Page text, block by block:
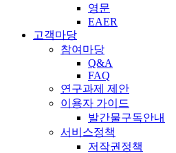
영문
EAER
고객마당
참여마당
Q&A
FAQ
연구과제 제안
이용자 가이드
발간물구독안내
서비스정책
저작권정책